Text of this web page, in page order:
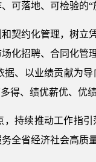
可落地、可检验的“
契约化管理，树立
化招聘、合同化管
、以业绩贡献为
得、绩优薪优、优绩
持续推动工作指
全省经济社会高质